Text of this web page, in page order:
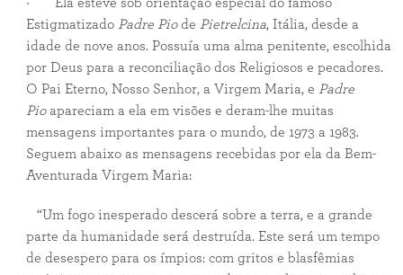
Estigmatizado Padre Piode Pietrelcina, Itália, desde a
idade de nove anos. Possuía uma alma penitente, escolhida
por Deus para a reconciliação dos Religiosos e pecadores.
O Pai Eterno, Nosso Senhor, a Virgem Maria, e Padre
Pioapareciam a ela em visões e deram-lhe muitas
mensagens importantes para o mundo, de 1973 a 1983.
Seguem abaixo as mensagens recebidas por ela da Bem-
Aventurada Virgem Maria:
“Um fogo inesperado descerá sobre a terra, e a grande
parte da humanidade será destruída. Este será um tempo
de desespero para os ímpios: com gritos e blasfêmias